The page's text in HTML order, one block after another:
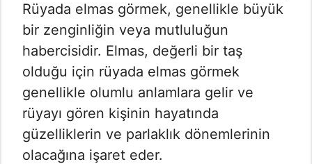
Rüyada elmas görmek, genellikle büyük
bir zenginliğin veya mutluluğun
habercisidir. Elmas, değerli bir taş
olduğu için rüyada elmas görmek
genellikle olumlu anlamlara gelir ve
rüyayı gören kişinin hayatında
güzelliklerin ve parlaklık dönemlerinin
olacağına işaret eder.